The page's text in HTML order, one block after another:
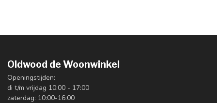
Oldwood de Woonwinkel
Openingstijden:
di t/m vrijdag 10:00 - 17:00
zaterdag: 10:00-16:00